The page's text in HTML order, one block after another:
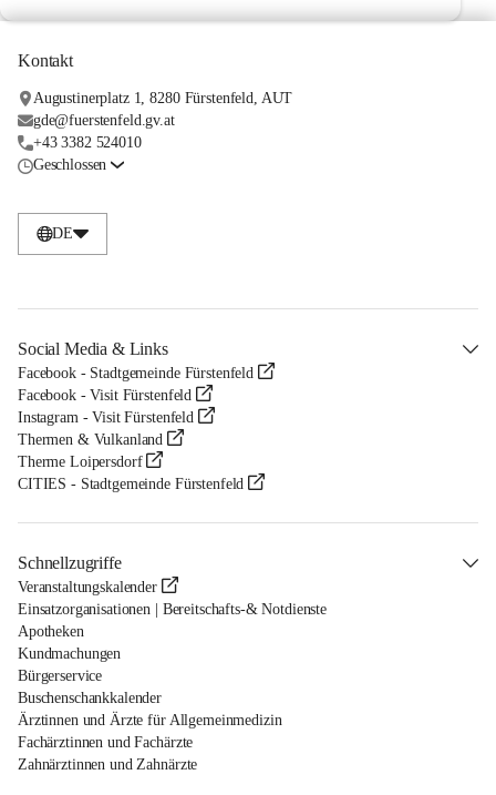
Kontakt
Augustinerplatz 1, 8280 Fürstenfeld, AUT
gde@fuerstenfeld.gv.at
+43 3382 524010
Geschlossen
DE
Social Media & Links
Facebook - Stadtgemeinde Fürstenfeld
Facebook - Visit Fürstenfeld
Instagram - Visit Fürstenfeld
Thermen & Vulkanland
Therme Loipersdorf
CITIES - Stadtgemeinde Fürstenfeld
Schnellzugriffe
Veranstaltungskalender
Einsatzorganisationen | Bereitschafts-& Notdienste
Apotheken
Kundmachungen
Bürgerservice
Buschenschankkalender
Ärztinnen und Ärzte für Allgemeinmedizin
Fachärztinnen und Fachärzte
Zahnärztinnen und Zahnärzte